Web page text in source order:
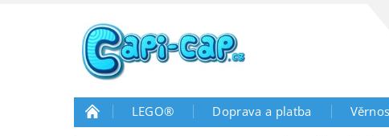
LEGO® Doprava a platba